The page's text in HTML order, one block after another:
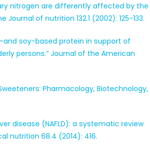
nitrogen are differently affected by the
of nutrition 132.1 (2002): 125-133.
and soy-based protein in support of
persons.” Journal of the American
Pharmacology, Biotechnology,
disease (NAFLD): a systematic review
nutrition 68.4 (2014): 416.